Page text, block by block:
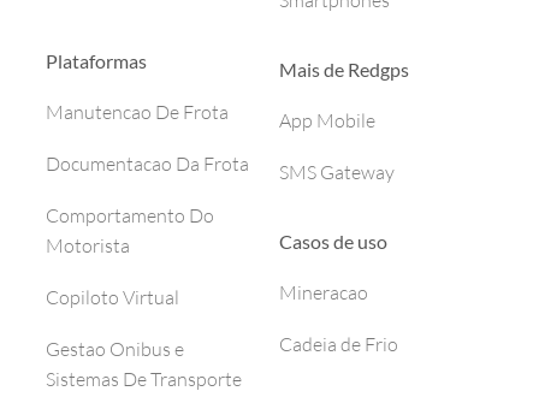
Plataformas
Manutencao De Frota
Documentacao Da Frota
Comportamento Do
Motorista
Copiloto Virtual
Gestao Onibus e
Sistemas De Transporte
Mais de Redgps
App Mobile
SMS Gateway
Casos de uso
Mineracao
Cadeia de Frio